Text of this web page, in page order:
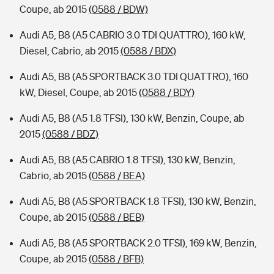
Coupe, ab 2015(0588 / BDW)
Audi A5, B8 (A5 CABRIO 3.0 TDI QUATTRO), 160 kW,
Diesel, Cabrio, ab 2015(0588 / BDX)
Audi A5, B8 (A5 SPORTBACK 3.0 TDI QUATTRO), 160
kW, Diesel, Coupe, ab 2015(0588 / BDY)
Audi A5, B8 (A5 1.8 TFSI), 130 kW, Benzin, Coupe, ab
2015(0588 / BDZ)
Audi A5, B8 (A5 CABRIO 1.8 TFSI), 130 kW, Benzin,
Cabrio, ab 2015(0588 / BEA)
Audi A5, B8 (A5 SPORTBACK 1.8 TFSI), 130 kW, Benzin,
Coupe, ab 2015(0588 / BEB)
Audi A5, B8 (A5 SPORTBACK 2.0 TFSI), 169 kW, Benzin,
Coupe, ab 2015(0588 / BFB)